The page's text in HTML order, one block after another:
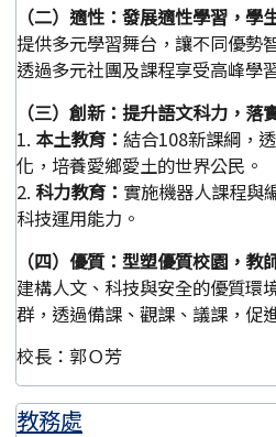
（二）適性：發展適性學習，學
提供多元學習舞台，讓不同優勢
透過多元社團及課程享受高峰學
（三）創新：提升語文科力，落
1. 本土教育： 結合108新課綱，
化，培養愛鄉愛土的世界公民。
2. 科力教育： 實施機器人課程與
科技運用能力。
（四）優質：型塑優質校園，教
建構人文、科技與安全的優質環
群，透過備課、觀課、議課，促
校長：郭Ｏ芳
教務處